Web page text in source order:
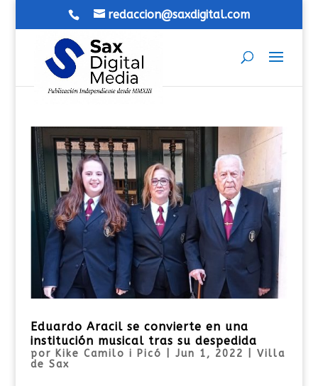
redaccion@saxdigital.com
Eduardo Aracil se convierte en una
institución musical tras su despedida
por Kike Camilo i Picó Jun 1, 2022
Villa
de Sax